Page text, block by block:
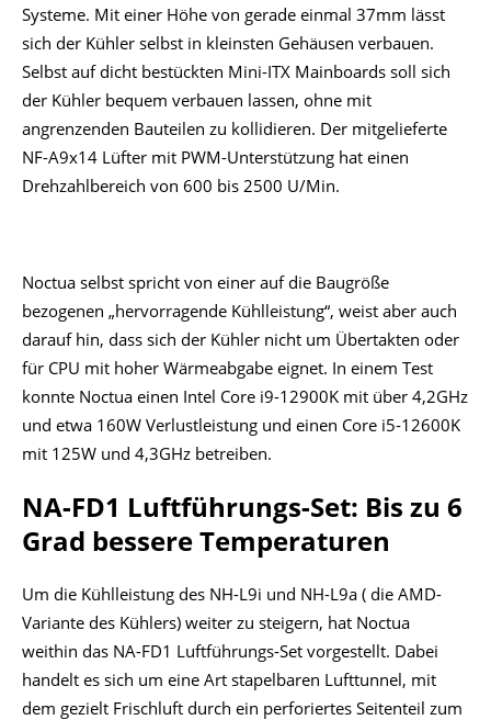
Systeme. Mit einer Höhe von gerade einmal 37mm lässt
sich der Kühler selbst in kleinsten Gehäusen verbauen.
Selbst auf dicht bestückten Mini-ITX Mainboards soll sich
der Kühler bequem verbauen lassen, ohne mit
angrenzenden Bauteilen zu kollidieren. Der mitgelieferte
NF-A9x14 Lüfter mit PWM-Unterstützung hat einen
Drehzahlbereich von 600 bis 2500 U/Min.
Noctua selbst spricht von einer auf die Baugröße
bezogenen „hervorragende Kühlleistung“, weist aber auch
darauf hin, dass sich der Kühler nicht um Übertakten oder
für CPU mit hoher Wärmeabgabe eignet. In einem Test
konnte Noctua einen Intel Core i9-12900K mit über 4,2GHz
und etwa 160W Verlustleistung und einen Core i5-12600K
mit 125W und 4,3GHz betreiben.
NA-FD1 Luftführungs-Set: Bis zu 6
Grad bessere Temperaturen
Um die Kühlleistung des NH-L9i und NH-L9a ( die AMD-
Variante des Kühlers) weiter zu steigern, hat Noctua
weithin das NA-FD1 Luftführungs-Set vorgestellt. Dabei
handelt es sich um eine Art stapelbaren Lufttunnel, mit
dem gezielt Frischluft durch ein perforiertes Seitenteil zum